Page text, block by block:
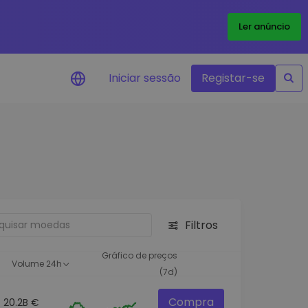
Ler anúncio
investimento
Ideias inteligentes para um
desempenho ótimo
Iniciar sessão Registar-se
Filtros
Volume 24h
Gráfico de preços
(7d)
20.2B € Compra